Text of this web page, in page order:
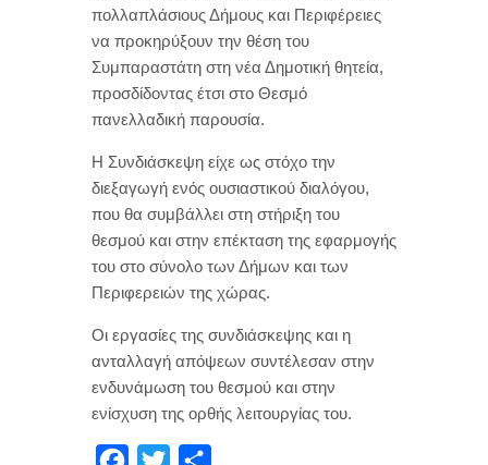
πολλαπλάσιους Δήμους και Περιφέρειες
να προκηρύξουν την θέση του
Συμπαραστάτη στη νέα Δημοτική θητεία,
προσδίδοντας έτσι στο Θεσμό
πανελλαδική παρουσία.
Η Συνδιάσκεψη είχε ως στόχο την
διεξαγωγή ενός ουσιαστικού διαλόγου,
που θα συμβάλλει στη στήριξη του
θεσμού και στην επέκταση της εφαρμογής
του στο σύνολο των Δήμων και των
Περιφερειών της χώρας.
Οι εργασίες της συνδιάσκεψης και η
ανταλλαγή απόψεων συντέλεσαν στην
ενδυνάμωση του θεσμού και στην
ενίσχυση της ορθής λειτουργίας του.